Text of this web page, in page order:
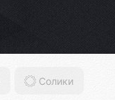
Солики